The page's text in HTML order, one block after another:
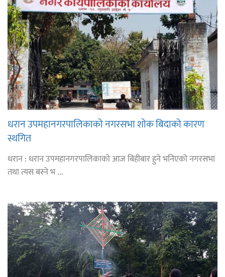
धरान उपमहानगरपालिकाको नगरसभा शोक बिदाको कारण
स्थगित
धरान : धरान उपमहानगरपालिकाको आज बिहीबार हुने भनिएको नगरसभा
तथा त्यस बस्ने भ ...